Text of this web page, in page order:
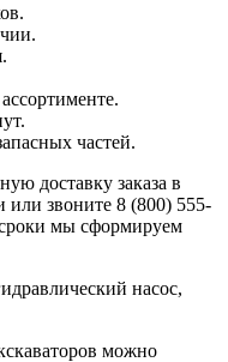
частей.
доставку заказа в
звоните 8 (800) 555-
мы сформируем
насос,
можно